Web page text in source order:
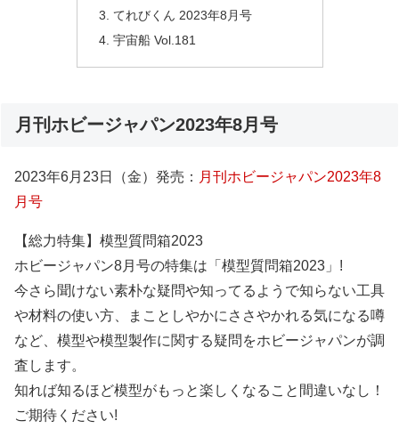
てれびくん 2023年8月号
宇宙船 Vol.181
月刊ホビージャパン2023年8月号
2023年6月23日（金）発売： 月刊ホビージャパン2023年8
月号
【総力特集】模型質問箱2023
ホビージャパン8月号の特集は「模型質問箱2023」!
今さら聞けない素朴な疑問や知ってるようで知らない工具
や材料の使い方、まことしやかにささやかれる気になる噂
など、模型や模型製作に関する疑問をホビージャパンが調
査します。
知れば知るほど模型がもっと楽しくなること間違いなし！
ご期待ください!